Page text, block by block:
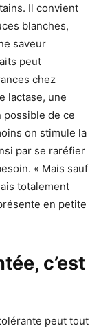
Il convient
blanches,
saveur
peut
chez
lactase, une
possible de ce
on stimule la
par se raréfier
« Mais sauf
totalement
en petite
c’est
peut tout